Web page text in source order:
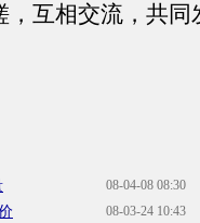
互相交流，共同
08-04-08 08:30
08-03-24 10:43